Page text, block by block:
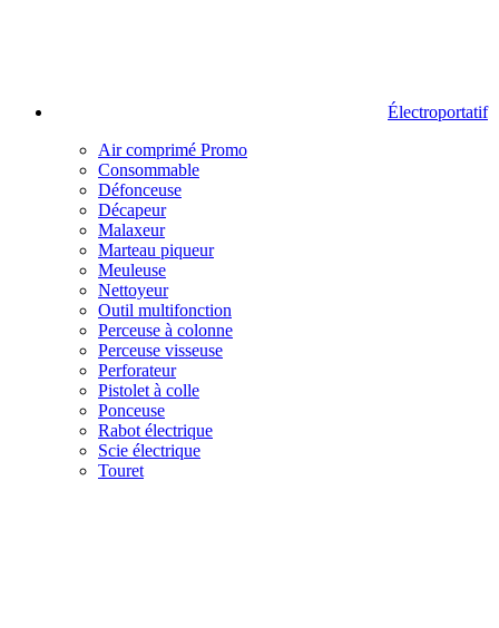
Électroportatif
Air comprimé Promo
Consommable
Défonceuse
Décapeur
Malaxeur
Marteau piqueur
Meuleuse
Nettoyeur
Outil multifonction
Perceuse à colonne
Perceuse visseuse
Perforateur
Pistolet à colle
Ponceuse
Rabot électrique
Scie électrique
Touret